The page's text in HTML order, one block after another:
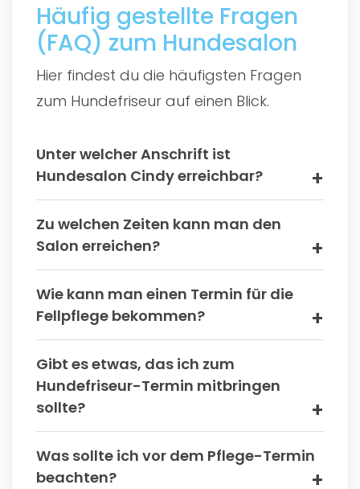
Häufig gestellte Fragen
(FAQ) zum Hundesalon
Hier findest du die häufigsten Fragen
zum Hundefriseur auf einen Blick.
Unter welcher Anschrift ist
Hundesalon Cindy erreichbar?
Zu welchen Zeiten kann man den
Salon erreichen?
Wie kann man einen Termin für die
Fellpflege bekommen?
Gibt es etwas, das ich zum
Hundefriseur-Termin mitbringen
sollte?
Was sollte ich vor dem Pflege-Termin
beachten?